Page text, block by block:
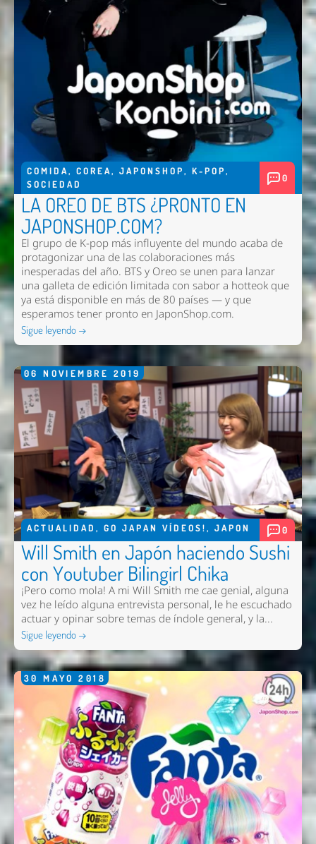
COMIDA, COREA, JAPONSHOP, K-POP,
SOCIEDAD
0
LA OREO DE BTS ¿PRONTO EN
JAPONSHOP.COM?
El grupo de K-pop más influyente del mundo acaba de
protagonizar una de las colaboraciones más
inesperadas del año. BTS y Oreo se unen para lanzar
una galleta de edición limitada con sabor a hotteok que
ya está disponible en más de 80 países — y que
esperamos tener pronto en JaponShop.com.
Sigue leyendo →
06 NOVIEMBRE 2019
ACTUALIDAD , GO JAPAN VÍDEOS!, JAPON 0
Will Smith en Japón haciendo Sushi
con Youtuber Bilingirl Chika
¡Pero como mola! A mi Will Smith me cae genial, alguna
vez he leído alguna entrevista personal, le he escuchado
actuar y opinar sobre temas de índole general, y la...
Sigue leyendo →
30 MAYO 2018
Nombre *
Email *
Comentario *